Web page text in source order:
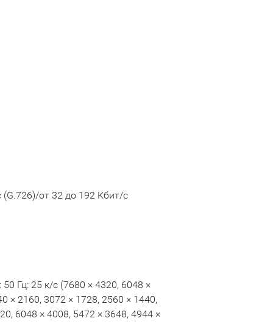
от 32 до 192 Кбит/с
Гц: 25 к/с (7680 × 4320, 6048 ×
× 2160, 3072 × 1728, 2560 × 1440,
6048 × 4008, 5472 × 3648, 4944 ×